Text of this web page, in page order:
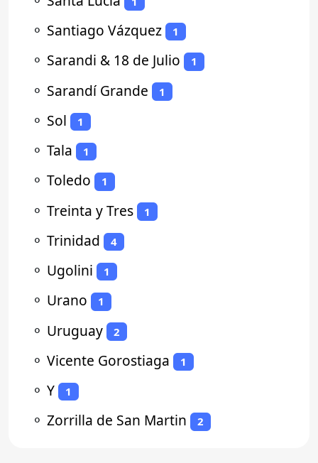
⚬ Santiago Vázquez 1
⚬ Sarandi & 18 de Julio 1
⚬ Sarandí Grande 1
⚬ Sol 1
⚬ Tala 1
⚬ Toledo 1
⚬ Treinta y Tres 1
⚬ Trinidad 4
⚬ Ugolini 1
⚬ Urano 1
⚬ Uruguay 2
⚬ Vicente Gorostiaga 1
⚬ Y 1
⚬ Zorrilla de San Martin 2